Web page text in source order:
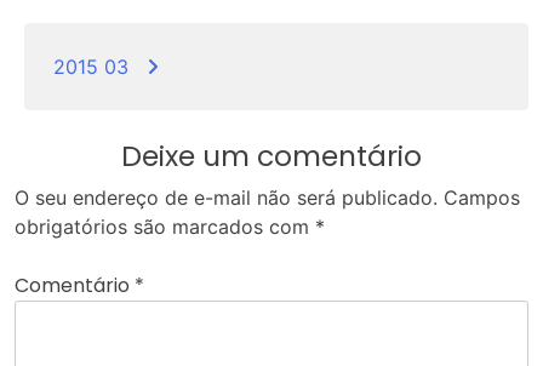
2015 03
Deixe um comentário
O seu endereço de e-mail não será publicado. Campos
obrigatórios são marcados com *
Comentário *